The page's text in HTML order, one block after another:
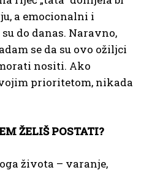
a emocionalni i
do danas. Naravno,
se da su ovo ožiljci
nositi. Ako
prioritetom, nikada
ŽELIŠ POSTATI?
života – varanje,